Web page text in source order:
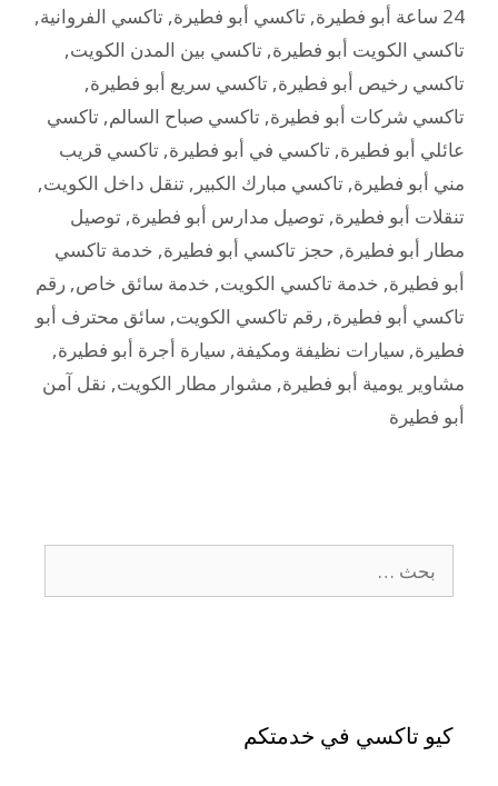
24 ساعة أبو فطيرة
, تاكسي أبو فطيرة, تاكسي الفروانية,
تاكسي الكويت أبو فطيرة, تاكسي بين المدن الكويت,
تاكسي رخيص أبو فطيرة, تاكسي سريع أبو فطيرة,
تاكسي شركات أبو فطيرة, تاكسي صباح السالم, تاكسي
عائلي أبو فطيرة, تاكسي في أبو فطيرة, تاكسي قريب
مني أبو فطيرة, تاكسي مبارك الكبير , تنقل داخل الكويت,
تنقلات أبو فطيرة, توصيل مدارس أبو فطيرة, توصيل
مطار أبو فطيرة, حجز تاكسي أبو فطيرة, خدمة تاكسي
أبو فطيرة, خدمة تاكسي الكويت, خدمة سائق خاص, رقم
تاكسي أبو فطيرة, رقم تاكسي الكويت, سائق محترف أبو
فطيرة, سيارات نظيفة ومكيفة, سيارة أجرة أبو فطيرة,
مشاوير يومية أبو فطيرة, مشوار مطار الكويت, نقل آمن
أبو فطيرة
كيو تاكسي في خدمتكم